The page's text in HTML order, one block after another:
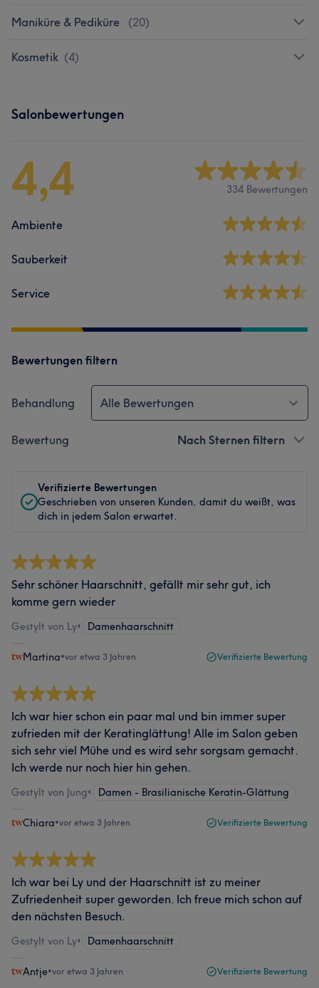
Maniküre & Pediküre (20)
Kosmetik (4)
Salonbewertungen
4,4 334 Bewertungen
Ambiente
Sauberkeit
Service
Bewertungen filtern
Behandlung Alle Bewertungen
Bewertung Nach Sternen filtern
Verifizierte Bewertungen
Geschrieben von unseren Kunden, damit du weißt, was
dich in jedem Salon erwartet.
Sehr schöner Haarschnitt, gefällt mir sehr gut, ich
komme gern wieder
Gestylt von Ly• Damenhaarschnitt
Martina•vor etwa 3 Jahren Verifizierte Bewertung
Ich war hier schon ein paar mal und bin immer super
zufrieden mit der Keratinglättung! Alle im Salon geben
sich sehr viel Mühe und es wird sehr sorgsam gemacht.
Ich werde nur noch hier hin gehen.
Gestylt von Jung• Damen - Brasilianische Keratin-Glättung
Chiara•vor etwa 3 Jahren Verifizierte Bewertung
Ich war bei Ly und der Haarschnitt ist zu meiner
Zufriedenheit super geworden. Ich freue mich schon auf
den nächsten Besuch.
Gestylt von Ly• Damenhaarschnitt
Antje•vor etwa 3 Jahren Verifizierte Bewertung